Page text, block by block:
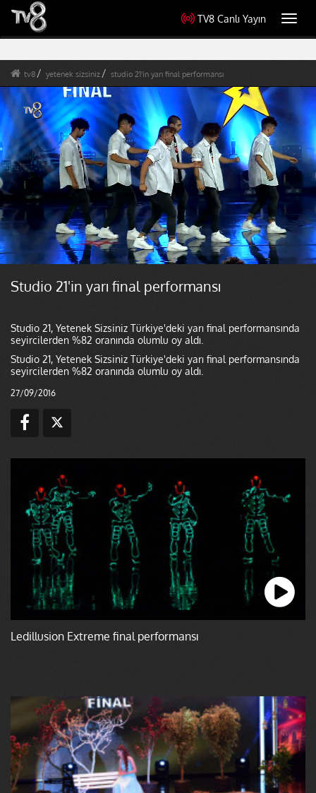
TV8 Canlı Yayın
tv8 yetenek sizsiniz studio 21'in yarı final performansı
Studio 21'in yarı final performansı
Studio 21, Yetenek Sizsiniz Türkiye'deki yarı final performansında
seyircilerden %82 oranında olumlu oy aldı.
Studio 21, Yetenek Sizsiniz Türkiye'deki yarı final performansında
seyircilerden %82 oranında olumlu oy aldı.
27/09/2016
Ledillusion Extreme final performansı